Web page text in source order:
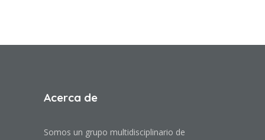
Acerca de
Somos un grupo multidisciplinario de